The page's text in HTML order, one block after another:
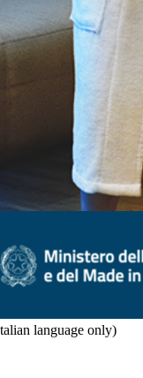
language only)